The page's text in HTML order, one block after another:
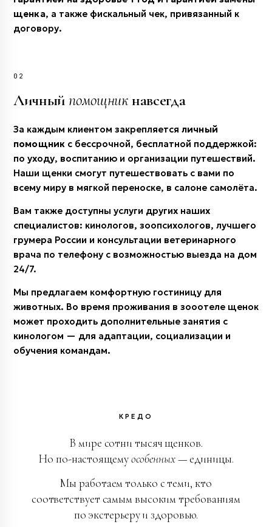
щенка, а также фискальный чек, привязанный к
договору.
02
Личныйпомощникнавсегда
За каждым клиентом закрепляется личный
помощник с бессрочной, бесплатной поддержкой:
по уходу, воспитанию и организации путешествий.
Наши щенки смогут путешествовать с вами по
всему миру в мягкой переноске, в салоне самолёта.
Вам также доступны услуги других наших
специалистов: кинологов, зоопсихологов, лучшего
грумера России и консультации ветеринарного
врача по телефону с возможностью выезда на дом
24/7.
Мы предлагаем комфортную гостиницу для
животных. Во время проживания в зооотеле щенок
может проходить дополнительные занятия с
кинологом — для адаптации, социализации и
обучения командам.
КРЕДО
В мире сотни тысяч щенков.
Но по-настоящемуособенных— единицы.
Мы работаем только с теми, кто
соответствует самым высоким требованиям
по экстерьеру и здоровью.